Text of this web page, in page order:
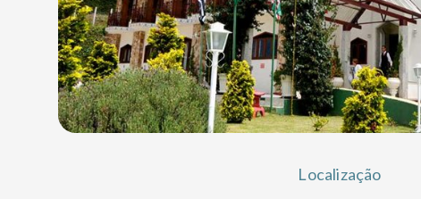
Localização